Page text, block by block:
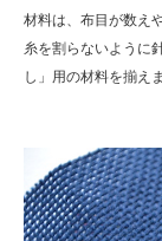
材料は、布目が数え
糸を割らないように
し」用の材料を揃え